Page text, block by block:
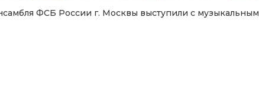
ФСБ России г. Москвы выступили с музыкальным